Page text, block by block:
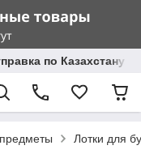
по Казахстану.
Лотки для